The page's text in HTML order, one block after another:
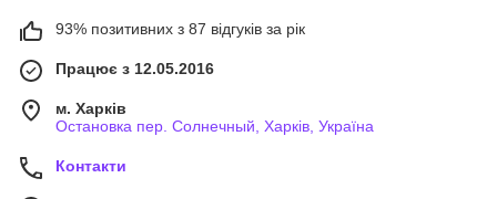
93% позитивних з 87 відгуків за рік
Працює з 12.05.2016
м. Харків
Остановка пер. Солнечный, Харків, Україна
Контакти